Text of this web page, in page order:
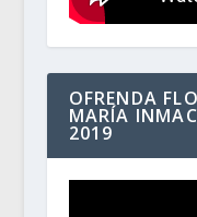
OFRENDA
MARÍA
2019